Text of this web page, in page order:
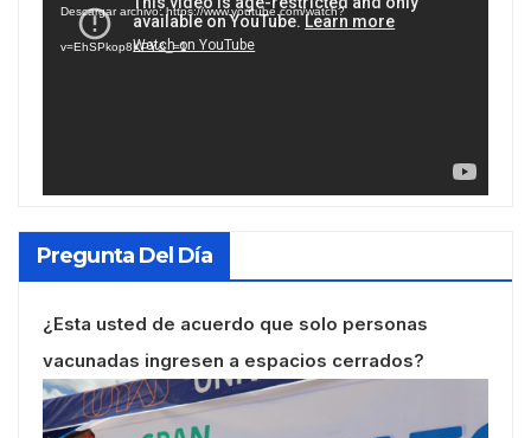
vídeo
Descargar archivo: https://www.youtube.com/watch?
v=EhSPkop8KPY&_=1
Pregunta Del Día
¿Esta usted de acuerdo que solo personas
vacunadas ingresen a espacios cerrados?